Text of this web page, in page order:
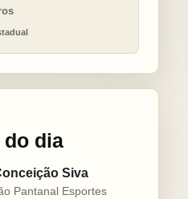
dia
Siva
Pantanal Esportes